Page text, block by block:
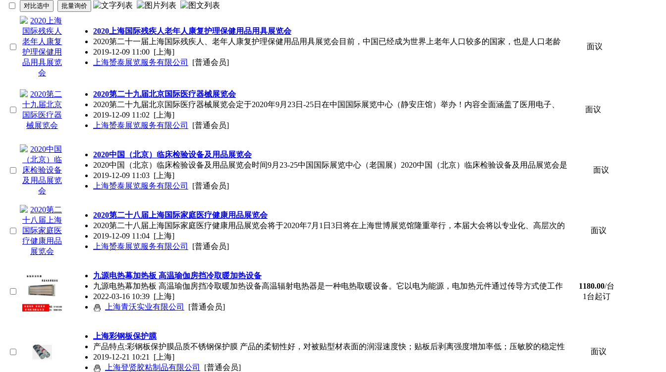
2020上海国际残疾人老年人康复护理保健用品用具展览会
2020第二十一届上海国际残疾人、老年人康复护理保健用品用具展览会目前，中国已经成为世界上老年人口较多的国家，也是人口老龄
2019-12-09 11:00 [上海]
上海赟泰展览服务有限公司
[普通会员]
面议
2020第二十九届北京国际医疗器械展览会
2020第二十九届北京国际医疗器械展览会定于2020年9月23日-25日在中国国际展览中心（静安庄馆）举办！内容全面涵盖了医用电子、
2019-12-09 11:02 [上海]
上海赟泰展览服务有限公司
[普通会员]
面议
2020中国（北京）临床检验设备及用品展览会
2020中国（北京）临床检验设备及用品展览会时间9月23-25中国国际展览中心（老国展）2020中国（北京）临床检验设备及用品展览会是
2019-12-09 11:03 [上海]
上海赟泰展览服务有限公司
[普通会员]
面议
2020第二十八届上海国际家庭医疗健康用品展览会
2020第二十八届上海国际家庭医疗健康用品展览会将于2020年7月1日3日将在上海世博展览馆隆重举行，本届大会将以专业化、高层次的
2019-12-09 11:04 [上海]
上海赟泰展览服务有限公司
[普通会员]
面议
九源电热幕加热板 高温瑜伽房挡冷取暖加热设备
九源电热幕加热板 高温瑜伽房挡冷取暖加热设备高温辐射电热器是一种电热取暖设备。它以电为能源，电加热元件通过传导方式使工作
2022-03-16 10:39 [上海]
上海青沃实业有限公司
[普通会员]
1180.00/台
1台起订
上海彩钢板保护膜
产品特点:彩钢板保护膜品质不锈钢保护膜 产品的柔韧性好，对被贴型材表面的润湿速度快；贴板后剥离强度增加率低；压敏胶的稳定性
2019-12-21 10:21 [上海]
上海登贤胶粘制品有限公司
[普通会员]
面议